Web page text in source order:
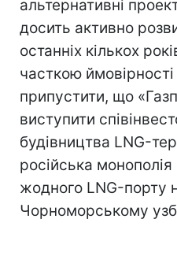
альтернативні
досить активно
останніх кількох
часткою
припустити, що
виступити
будівництва LNG-
російська
жодного LNG-порту
Чорноморському